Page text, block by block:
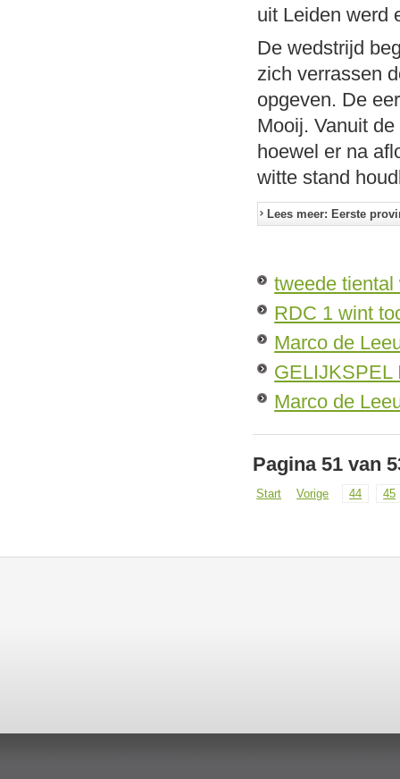
uit Leiden werd
De wedstrijd
zich verrassen
opgeven. De
Mooij. Vanuit
hoewel er na
witte stand
Lees meer: Eerste
tweede
RDC 1 wint
Marco de
GELIJKSPEL
Marco de
Pagina 51 van
Start Vorige 44 45